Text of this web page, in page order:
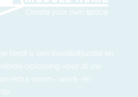
biedt u een kwaliteitsvolle en
oplossing voor al uw
extra woon-, werk- en